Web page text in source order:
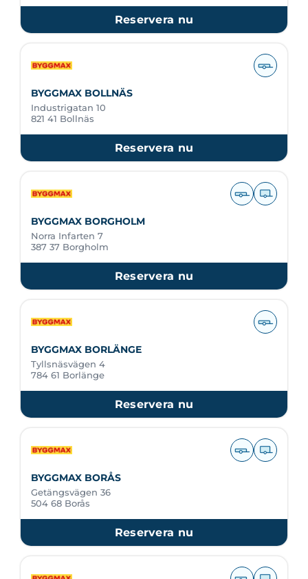
Reservera nu
BYGGMAX BOLLNÄS
Industrigatan 10
821 41 Bollnäs
Reservera nu
BYGGMAX BORGHOLM
Norra Infarten 7
387 37 Borgholm
Reservera nu
BYGGMAX BORLÄNGE
Tyllsnäsvägen 4
784 61 Borlänge
Reservera nu
BYGGMAX BORÅS
Getängsvägen 36
504 68 Borås
Reservera nu